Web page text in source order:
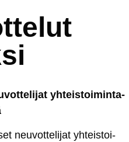
yh­teis­toi­min­ta­
neu­vot­te­li­jat yh­teis­toi­